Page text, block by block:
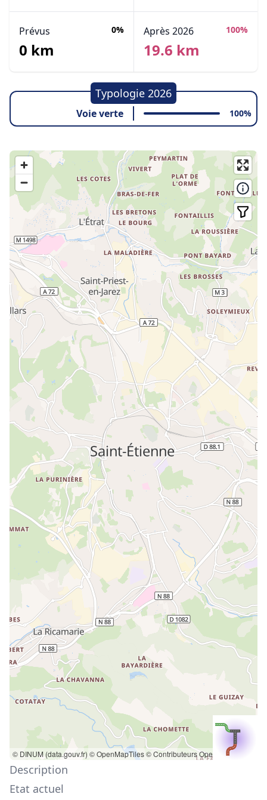
Prévus 0%
0 km
Après 2026 100%
19.6 km
Typologie 2026
Voie verte 100%
© DINUM (data.gouv.fr) © OpenMapTiles© Contributeurs OpenStreetMap
Description
Etat actuel